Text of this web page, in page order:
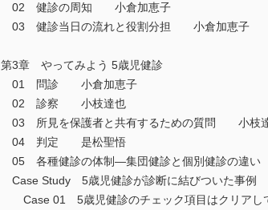
02 健診の周知 小倉加恵子
03 健診当日の流れと役割分担 小倉加恵子
第3章 やってみよう 5歳児健診
01 問診 小倉加恵子
02 診察 小枝達也
03 所見を保護者と共有するための質問 小枝
04 判定 是松聖悟
05 各種健診の体制―集団健診と個別健診の違
Case Study 5歳児健診が診断に結びついた事例
Case 01 5歳児健診のチェック項目はクリアし